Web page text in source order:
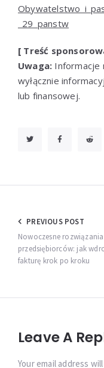
_29_panstw
[ Treść
Uwaga: Informacje
wyłącznie
lub finansowej.
Nawigacja
wpisu
PREVIOUS POST
Nowoczesne
przedsiębiorców: jak
fakturę krok po kroku
Leave A
Your email address